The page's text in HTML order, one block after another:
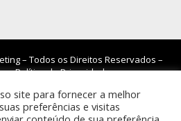
– Todos os Direitos Reservados –
e Política de Privacidade
site para fornecer a melhor
preferências e visitas